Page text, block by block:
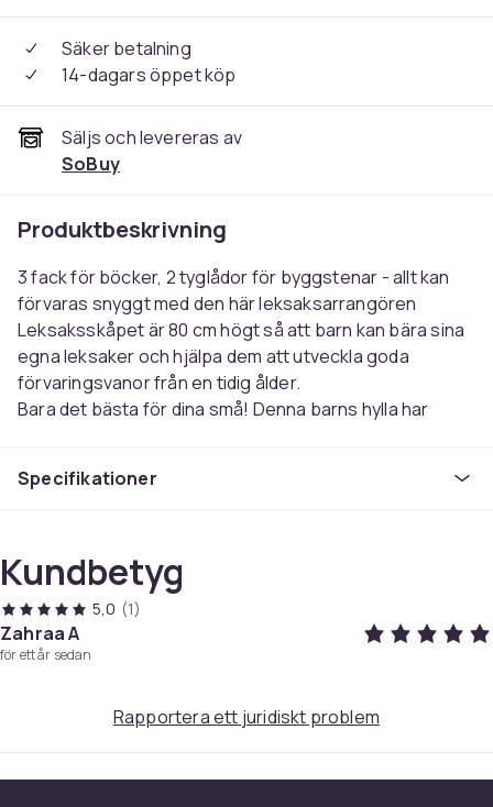
Säker betalning
14-dagars öppet köp
Säljs och levereras av
SoBuy
Produktbeskrivning
3 fack för böcker, 2 tyglådor för byggstenar - allt kan
förvaras snyggt med den här leksaksarrangören
Leksaksskåpet är 80 cm högt så att barn kan bära sina
egna leksaker och hjälpa dem att utveckla goda
förvaringsvanor från en tidig ålder.
Bara det bästa för dina små! Denna barns hylla har
Perfekt för användning i ett barnrum, barnkammare
Material & Skötsel: MDF (E1), Tyg: 100 % polyester
Mått: Längd 63 cm Bredd 28 cm Höjd 80 cm
Vikt 12 kg, Testad för 50 kg
Monteringsanvisningar ingår i leveransomfånget
Specifikationer
Kundbetyg
5,0 (1)
Zahraa A
för ett år sedan
Rapportera ett juridiskt problem